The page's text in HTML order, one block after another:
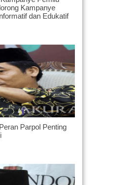
Kampanye
dan Edukatif
Parpol Penting